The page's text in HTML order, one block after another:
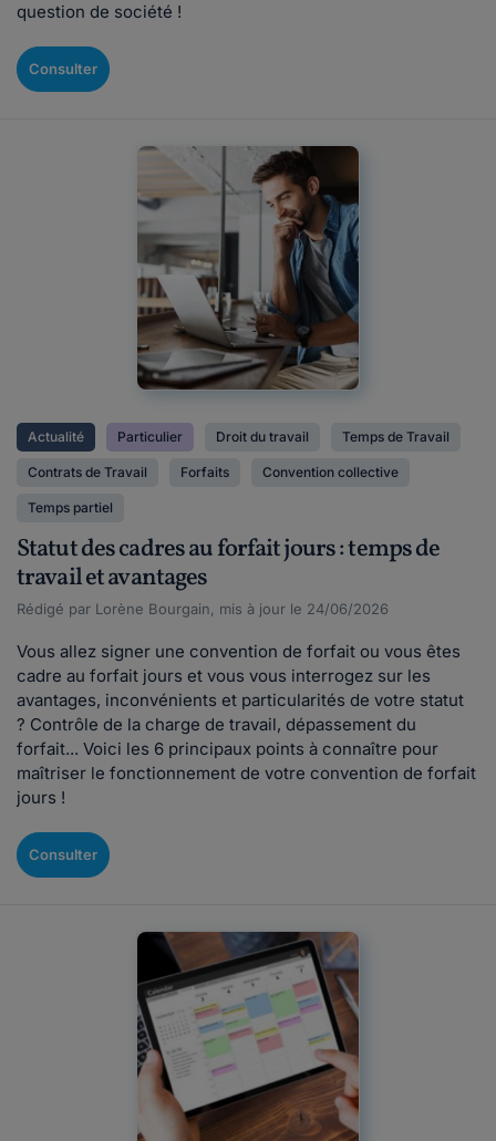
question de société !
Consulter
Actualité Particulier Droit du travail Temps de Travail
Contrats de Travail Forfaits Convention collective
Temps partiel
Statut des cadres au forfait jours : temps de
travail et avantages
Rédigé par Lorène Bourgain, mis à jour le 24/06/2026
Vous allez signer une convention de forfait ou vous êtes
cadre au forfait jours et vous vous interrogez sur les
avantages, inconvénients et particularités de votre statut
? Contrôle de la charge de travail, dépassement du
forfait... Voici les 6 principaux points à connaître pour
maîtriser le fonctionnement de votre convention de forfait
jours !
Consulter